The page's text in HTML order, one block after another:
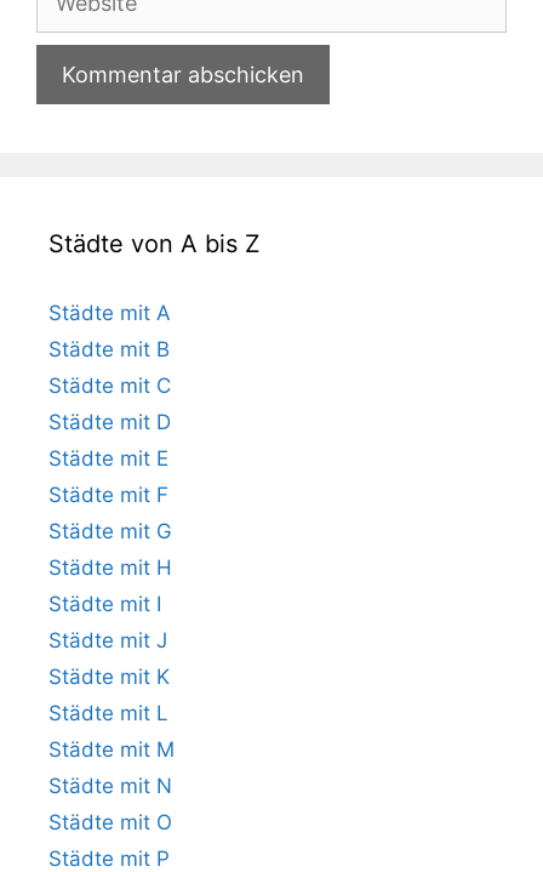
Städte von A bis Z
Städte mit A
Städte mit B
Städte mit C
Städte mit D
Städte mit E
Städte mit F
Städte mit G
Städte mit H
Städte mit I
Städte mit J
Städte mit K
Städte mit L
Städte mit M
Städte mit N
Städte mit O
Städte mit P